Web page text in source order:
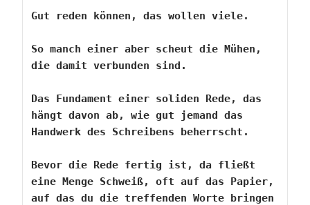
Gut reden können, das wollen viele.
So manch einer aber scheut die Mühen,
die damit verbunden sind.
Das Fundament einer soliden Rede, das
hängt davon ab, wie gut jemand das
Handwerk des Schreibens beherrscht.
Bevor die Rede fertig ist, da fließt
eine Menge Schweiß, oft auf das Papier,
auf das du die treffenden Worte bringen